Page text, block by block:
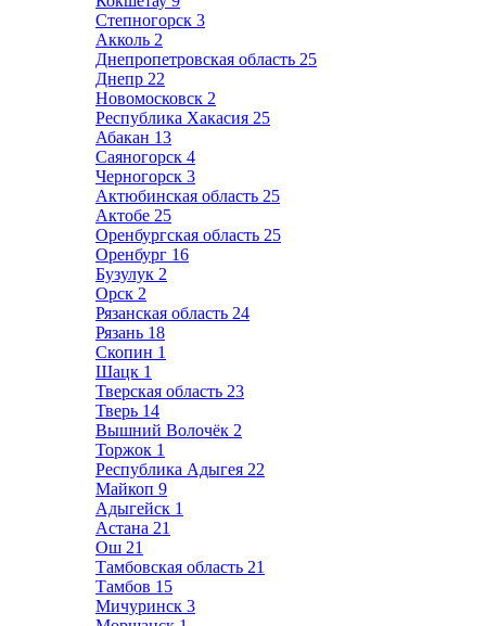
Степногорск 3
Акколь 2
Днепропетровская область 25
Днепр 22
Новомосковск 2
Республика Хакасия 25
Абакан 13
Саяногорск 4
Черногорск 3
Актюбинская область 25
Актобе 25
Оренбургская область 25
Оренбург 16
Бузулук 2
Орск 2
Рязанская область 24
Рязань 18
Скопин 1
Шацк 1
Тверская область 23
Тверь 14
Вышний Волочёк 2
Торжок 1
Республика Адыгея 22
Майкоп 9
Адыгейск 1
Астана 21
Ош 21
Тамбовская область 21
Тамбов 15
Мичуринск 3